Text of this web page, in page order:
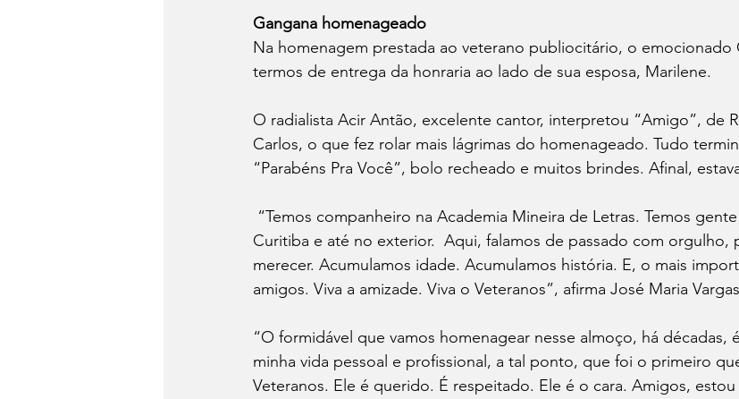
Gangana homenageado
Na homenagem prestada ao veterano publiocitário, o emocionado
termos de entrega da honraria ao lado de sua esposa, Marilene.
O radialista Acir Antão, excelente cantor, interpretou “Amigo”, de
Carlos, o que fez rolar mais lágrimas do homenageado. Tudo
“Parabéns Pra Você”, bolo recheado e muitos brindes. Afinal,
“Temos companheiro na Academia Mineira de Letras. Temos
Curitiba e até no exterior.  Aqui, falamos de passado com orgulho,
merecer. Acumulamos idade. Acumulamos história. E, o mais
amigos. Viva a amizade. Viva o Veteranos”, afirma José Maria
“O formidável que vamos homenagear nesse almoço, há décadas,
minha vida pessoal e profissional, a tal ponto, que foi o primeiro
Veteranos. Ele é querido. É respeitado. Ele é o cara. Amigos,